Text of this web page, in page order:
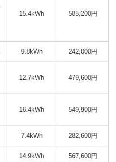
15.4kWh 585,200円
9.8kWh 242,000円
12.7kWh 479,600円
16.4kWh 549,900円
7.4kWh 282,600円
14.9kWh 567,600円